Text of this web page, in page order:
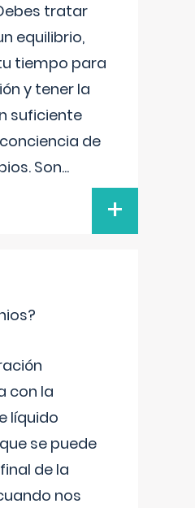
tratar
equilibrio,
tiempo para
y tener la
suficiente
de
Son...
+
con la
líquido
se puede
de la
nos